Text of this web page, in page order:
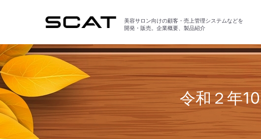
美容サロン向けの顧客・売上管理システムなどを
開発・販売。企業概要、製品紹介
令和２年